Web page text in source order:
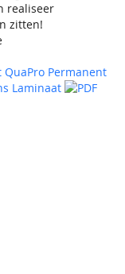
realiseer
zitten!
QuaPro Permanent
Laminaat